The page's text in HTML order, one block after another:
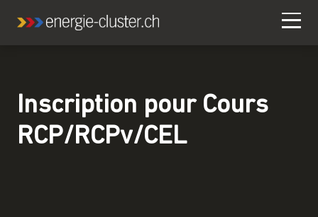
Inscription pour Cours
RCP/RCPv/CEL